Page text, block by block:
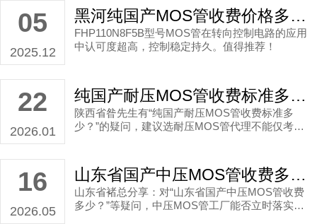
压MOS管方案；不能仅考虑价钱价位。 当然，在
山西省做到尽心尽力、贴心服务的态度作风也是很
重要。
05
2025.12
黑河纯国产MOS管收费价格多少？
FHP110N8F5B型号MOS管在转向控制电路的应用
中认可度超高，控制稳定持久。值得推荐！
22
2026.01
纯国产耐压MOS管收费标准多少？
陕西省昝先生有“纯国产耐压MOS管收费标准多
少？”的疑问，建议选耐压MOS管代理不能仅考虑
16
2026.05
山东省国产中压MOS管收费多少？
山东省褚总分享：对“山东省国产中压MOS管收费
多少？”等疑问，中压MOS管工厂能否立时落实团